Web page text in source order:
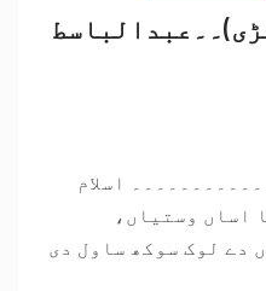
اسلام
اساں وستیاں،
دے لوک سوکھ ساول دی